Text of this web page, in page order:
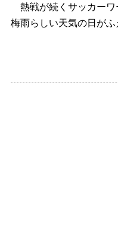
熱戦が続くサッカーワ
梅雨らしい天気の日が